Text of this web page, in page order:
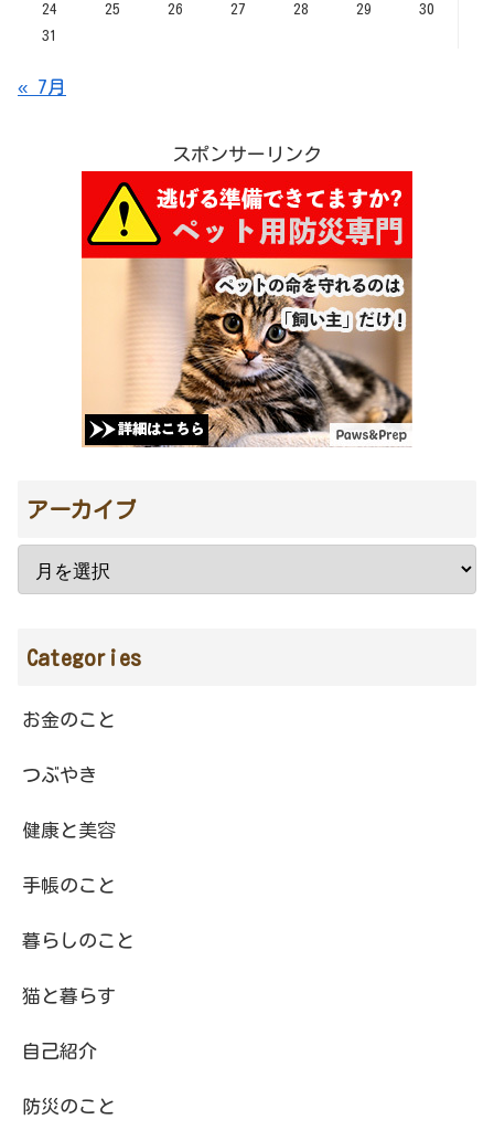
24
25 26 27 28 29
30
31
« 7月
スポンサーリンク
アーカイブ
Categories
お金のこと
つぶやき
健康と美容
手帳のこと
暮らしのこと
猫と暮らす
自己紹介
防災のこと